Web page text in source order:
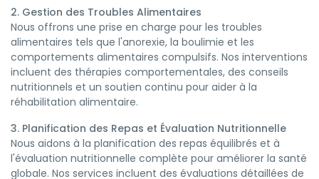
2. Gestion des Troubles Alimentaires
Nous offrons une prise en charge pour les troubles
alimentaires tels que l'anorexie, la boulimie et les
comportements alimentaires compulsifs. Nos interventions
incluent des thérapies comportementales, des conseils
nutritionnels et un soutien continu pour aider à la
réhabilitation alimentaire.
3. Planification des Repas et Évaluation Nutritionnelle
Nous aidons à la planification des repas équilibrés et à
l'évaluation nutritionnelle complète pour améliorer la santé
globale. Nos services incluent des évaluations détaillées de